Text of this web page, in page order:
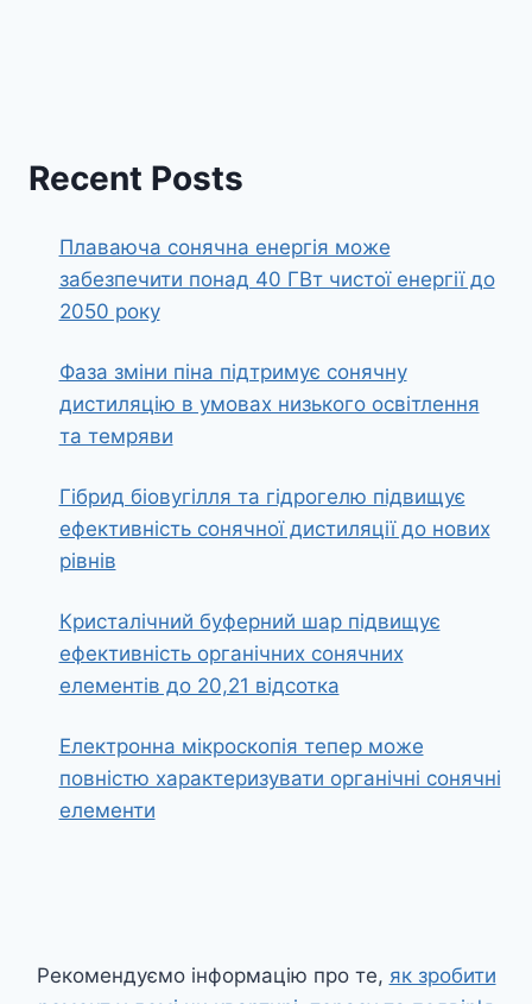
Recent Posts
Плаваюча сонячна енергія може
забезпечити понад 40 ГВт чистої енергії до
2050 року
Фаза зміни піна підтримує сонячну
дистиляцію в умовах низького освітлення
та темряви
Гібрид біовугілля та гідрогелю підвищує
ефективність сонячної дистиляції до нових
рівнів
Кристалічний буферний шар підвищує
ефективність органічних сонячних
елементів до 20,21 відсотка
Електронна мікроскопія тепер може
повністю характеризувати органічні сонячні
елементи
Рекомендуємо інформацію про те, як зробити